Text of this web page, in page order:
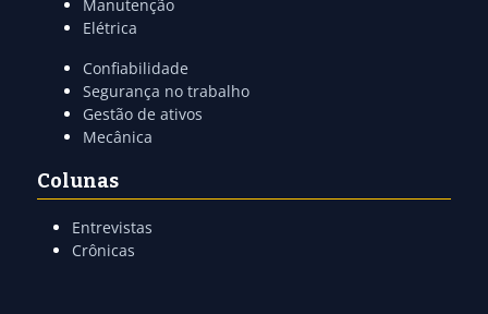
Manutenção
Elétrica
Confiabilidade
Segurança no trabalho
Gestão de ativos
Mecânica
Colunas
Entrevistas
Crônicas